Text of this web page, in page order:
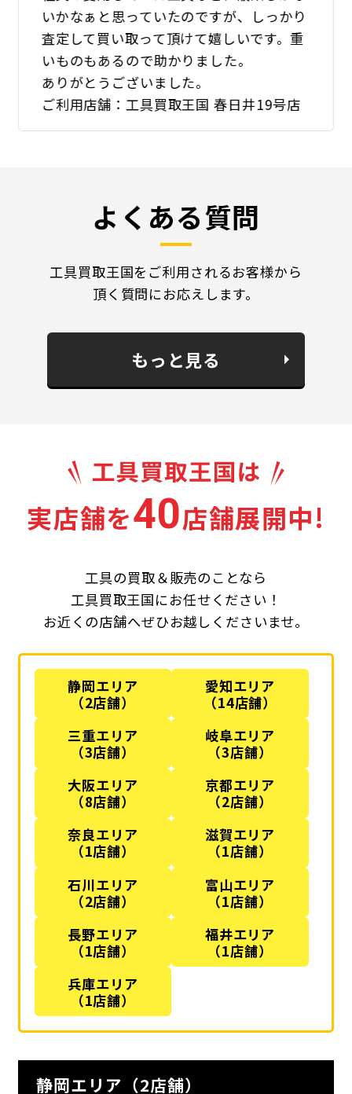
いかなぁと思っていたのですが、しっかり
査定して買い取って頂けて嬉しいです。重
いものもあるので助かりました。
ありがとうございました。
ご利用店舗：工具買取王国 春日井19号店
よくある質問
工具買取王国をご利用されるお客様から
頂く質問にお応えします。
もっと見る
実店舗を40店舗展開中!
工具の買取＆販売のことなら
工具買取王国にお任せください！
お近くの店舗へぜひお越しくださいませ。
静岡エリア
（2店舗）
愛知エリア
（14店舗）
三重エリア
（3店舗）
岐阜エリア
（3店舗）
大阪エリア
（8店舗）
京都エリア
（2店舗）
奈良エリア
（1店舗）
滋賀エリア
（1店舗）
石川エリア
（2店舗）
富山エリア
（1店舗）
長野エリア
（1店舗）
福井エリア
（1店舗）
兵庫エリア
（1店舗）
静岡エリア（2店舗）